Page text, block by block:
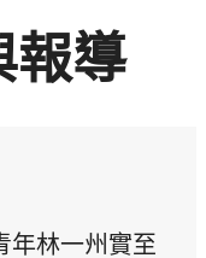
報導
年林一州實至